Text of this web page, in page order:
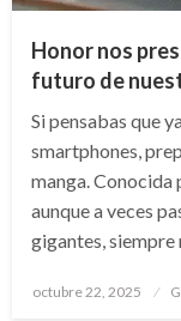
Honor nos
futuro de
Si pensabas que
smartphones,
manga. Conocida
aunque a veces
gigantes, siempre
Publicado
octubre 22, 2025